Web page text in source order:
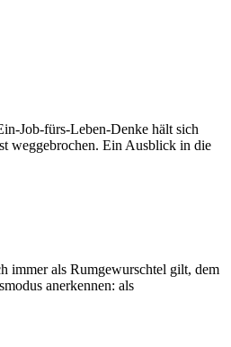
Job-fürs-Leben-Denke hält sich
weggebrochen. Ein Ausblick in die
immer als Rumgewurschtel gilt, dem
anerkennen: als